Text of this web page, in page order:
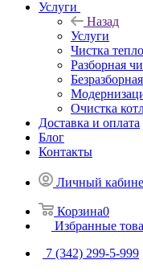
Услуги
Назад
Услуги
Чистка
Разборная
Очистка
Доставка и оплата
Блог
Контакты
Личный
Корзина0
Избранные
7 (342) 299-5-999